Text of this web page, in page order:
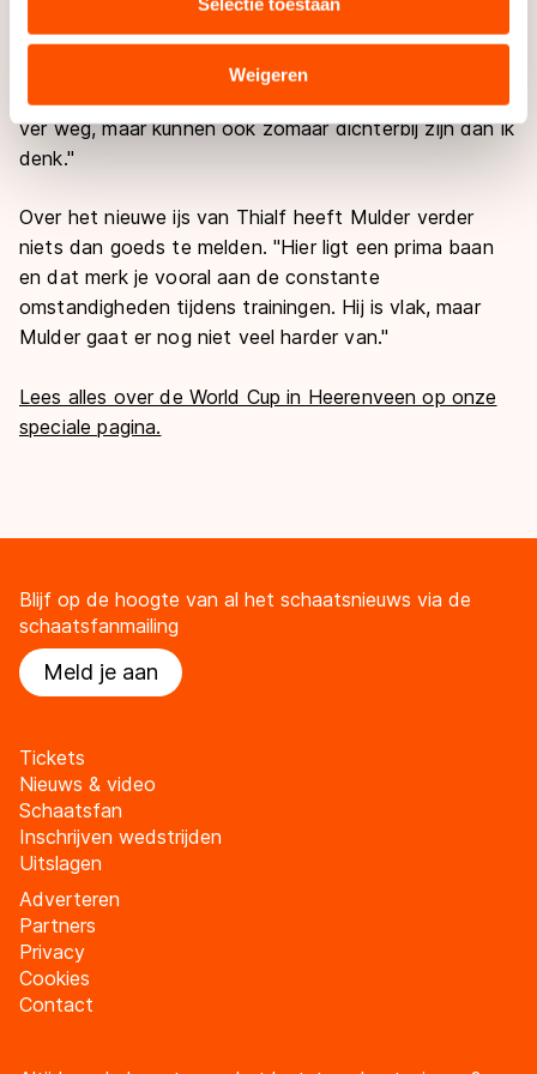
combineren met andere gegevens die u aan hen heeft
verstrekt of die zij hebben verzameld via hun services.
Sommige partners kunnen gegevens doorgeven aan
landen buiten de EU, zoals de VS, waar mogelijk geen
adequaat beschermingsniveau geldt volgens de GDPR.
Door op ‘Toestaan’ te klikken, stemt u in met deze
Weigeren
proberen als een uitdaging te zien."
Voor Mulder is het nu vooral tijd om rustig na te
denken. "Ik moet bij mezelf blijven. De anderen zijn te
ver weg, maar kunnen ook zomaar dichterbij zijn dan ik
denk."
Over het nieuwe ijs van Thialf heeft Mulder verder
niets dan goeds te melden. "Hier ligt een prima baan
en dat merk je vooral aan de constante
omstandigheden tijdens trainingen. Hij is vlak, maar
Mulder gaat er nog niet veel harder van."
Lees alles over de World Cup in Heerenveen op onze
speciale pagina.
Blijf op de hoogte van al het schaatsnieuws via de
schaatsfanmailing
Meld je aan
Tickets
Nieuws & video
Schaatsfan
Inschrijven wedstrijden
Uitslagen
Adverteren
Partners
Privacy
Cookies
Contact